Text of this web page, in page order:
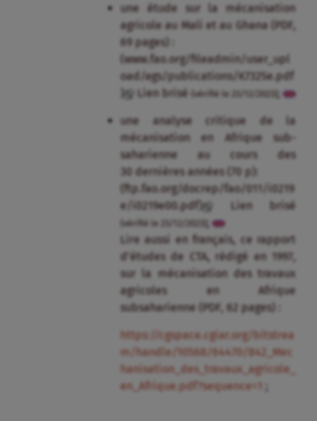
une étude sur la mécanisation
agricole au Mali et au Ghana (PDF,
69 pages) :
(www.fao.org/fileadmin/user_upl
oad/ags/publications/K7325e.pdf
Lien brisé (vérifié le 23/12/2023) ;
une analyse critique de la
mécanisation en Afrique sub-
saharienne au cours des
30 dernières années (70 p):
(ftp.fao.org/docrep/fao/011/i0219
e/i0219e00.pdf)
Lien brisé
(vérifié le 23/12/2023) ;
Lire aussi en français, ce rapport
d’études de CTA, rédigé en 1997,
sur la mécanisation des travaux
agricoles en Afrique
subsaharienne (PDF, 62 pages) :
https://cgspace.cgiar.org/bitstrea
m/handle/10568/64470/842_Mec
hanisation_des_travaux_agricole_
en_Afrique.pdf?sequence=1